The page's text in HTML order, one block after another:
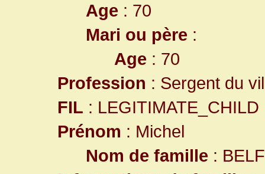
Age : 70
Mari ou père :
Age : 70
Profession : Sergent du
FIL : LEGITIMATE_CHILD
Prénom : Michel
Nom de famille :